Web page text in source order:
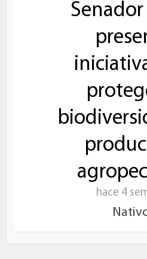
hace 4